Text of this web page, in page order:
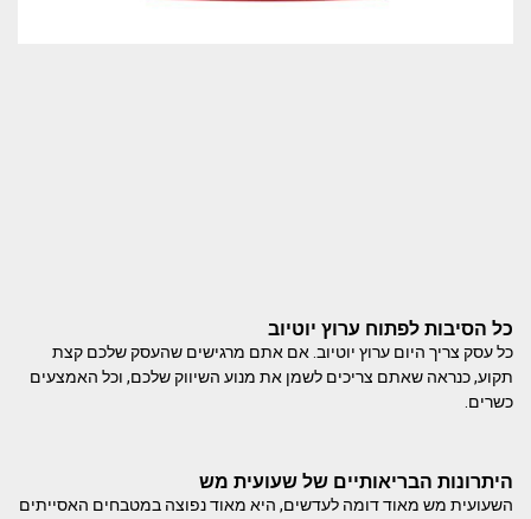
כל הסיבות לפתוח ערוץ יוטיוב
כל עסק צריך היום ערוץ יוטיוב. אם אתם מרגישים שהעסק שלכם קצת
תקוע, כנראה שאתם צריכים לשמן את מנוע השיווק שלכם, וכל האמצעים
כשרים.
היתרונות הבריאותיים של שעועית מש
השעועית מש מאוד דומה לעדשים, היא מאוד נפוצה במטבחים האסייתים